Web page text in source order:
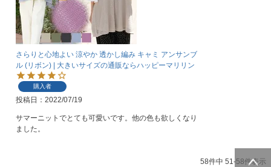
さらりと心地よい 涼やか 透かし編み キャミ アンサンブ
ル (リボン) | 大きいサイズの通販ならハッピーマリリン
購入者
投稿日 2022/07/19
サマーニットでとても可愛いです。他の色も欲しくなり
58件中 51-58件表示